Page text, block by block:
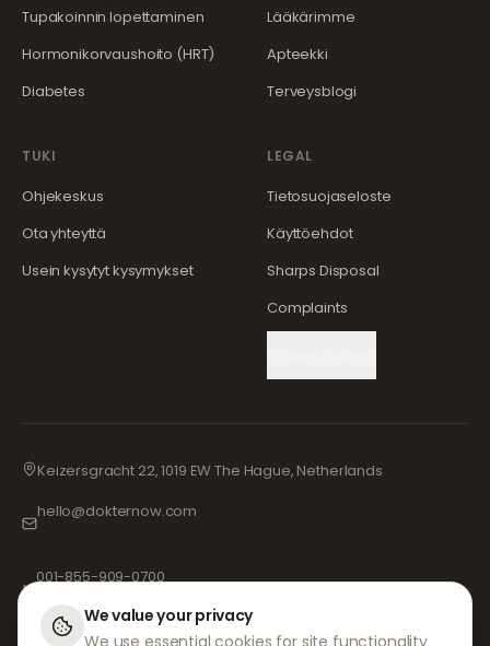
Tupakoinnin lopettaminen
Hormonikorvaushoito (HRT)
Diabetes
Lääkärimme
Apteekki
Terveysblogi
TUKI
Ohjekeskus
Ota yhteyttä
Usein kysytyt kysymykset
LEGAL
Tietosuojaseloste
Käyttöehdot
Sharps Disposal
Complaints
Keizersgracht 22, 1019 EW The Hague, Netherlands
hello@dokternow.com
📞
001-855-909-0700
We value your privacy
We use essential cookies for site functionality